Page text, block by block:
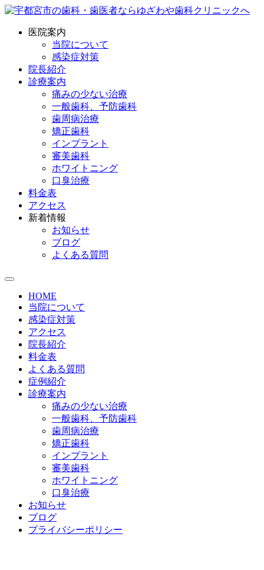
医院案内
当院について
感染症対策
院長紹介
診療案内
痛みの少ない治療
一般歯科、予防歯科
歯周病治療
矯正歯科
インプラント
審美歯科
ホワイトニング
口臭治療
料金表
アクセス
新着情報
お知らせ
ブログ
よくある質問
HOME
当院について
感染症対策
アクセス
院長紹介
料金表
よくある質問
症例紹介
診療案内
痛みの少ない治療
一般歯科、予防歯科
歯周病治療
矯正歯科
インプラント
審美歯科
ホワイトニング
口臭治療
お知らせ
ブログ
プライバシーポリシー